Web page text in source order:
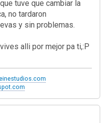
tuve que cambiar la
no tardaron
y sin problemas.
alli por mejor pa ti,:P